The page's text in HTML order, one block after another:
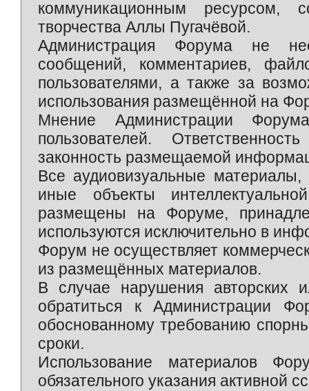
коммуникационным ресурсом,
творчества Аллы Пугачёвой.
Администрация Форума не
сообщений, комментариев,
пользователями, а также за
использования размещённой на
Мнение Администрации
пользователей.
законность размещаемой
Все аудиовизуальные
иные объекты
размещены на Форуме,
используются исключительно в
Форум не осуществляет
из размещённых материалов.
В случае нарушения авторских
обратиться к Администрации
обоснованному требованию
сроки.
Использование материалов
обязательного указания активной